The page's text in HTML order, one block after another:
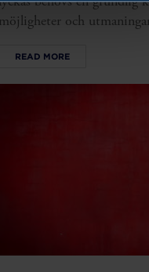
och
READ MORE